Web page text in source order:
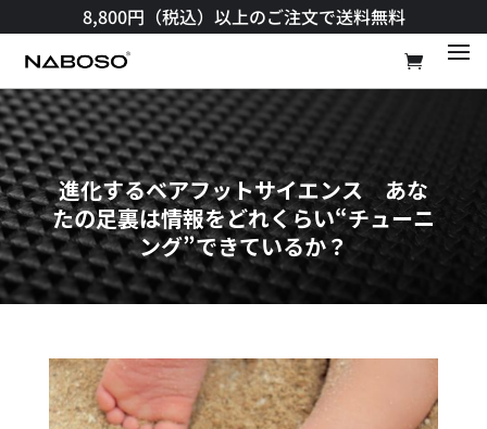
8,800円（税込）以上のご注文で送料無料​
進化するベアフットサイエンス あな
たの足裏は情報をどれくらい“チューニ
ング”できているか？